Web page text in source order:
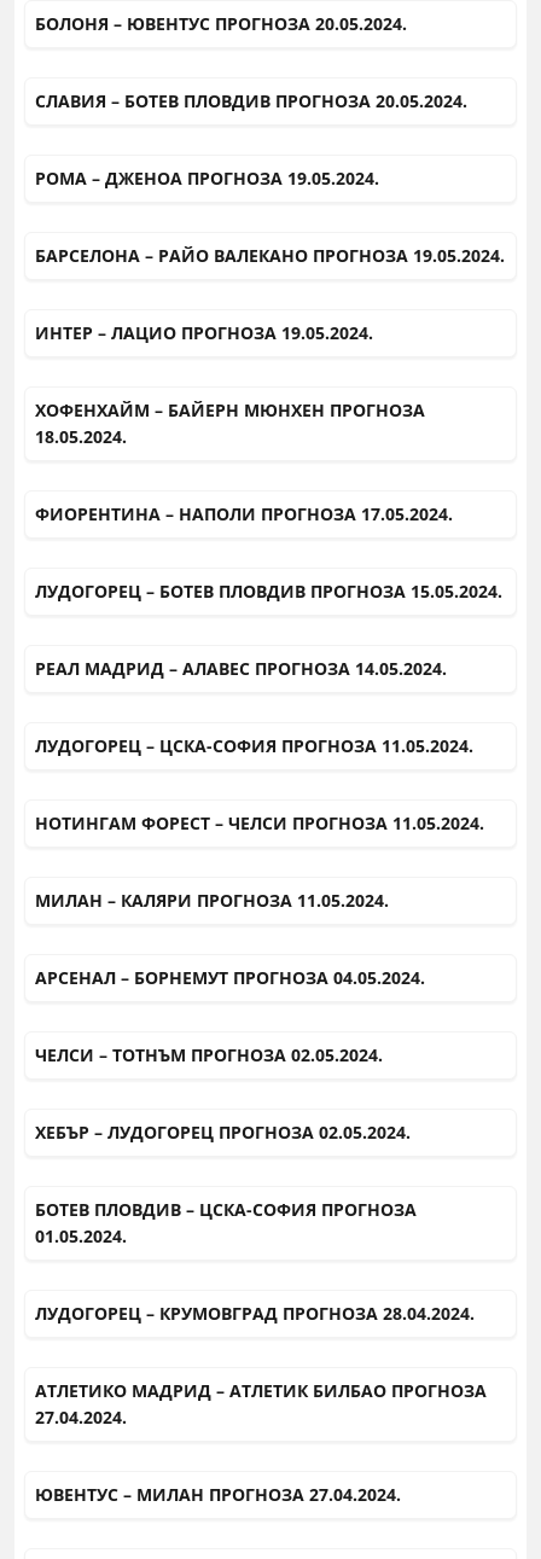
БОЛОНЯ – ЮВЕНТУС ПРОГНОЗА 20.05.2024.
СЛАВИЯ – БОТЕВ ПЛОВДИВ ПРОГНОЗА 20.05.2024.
РОМА – ДЖЕНОА ПРОГНОЗА 19.05.2024.
БАРСЕЛОНА – РАЙО ВАЛЕКАНО ПРОГНОЗА 19.05.2024.
ИНТЕР – ЛАЦИО ПРОГНОЗА 19.05.2024.
ХОФЕНХАЙМ – БАЙЕРН МЮНХЕН ПРОГНОЗА
18.05.2024.
ФИОРЕНТИНА – НАПОЛИ ПРОГНОЗА 17.05.2024.
ЛУДОГОРЕЦ – БОТЕВ ПЛОВДИВ ПРОГНОЗА 15.05.2024.
РЕАЛ МАДРИД – АЛАВЕС ПРОГНОЗА 14.05.2024.
ЛУДОГОРЕЦ – ЦСКА-СОФИЯ ПРОГНОЗА 11.05.2024.
НОТИНГАМ ФОРЕСТ – ЧЕЛСИ ПРОГНОЗА 11.05.2024.
МИЛАН – КАЛЯРИ ПРОГНОЗА 11.05.2024.
АРСЕНАЛ – БОРНЕМУТ ПРОГНОЗА 04.05.2024.
ЧЕЛСИ – ТОТНЪМ ПРОГНОЗА 02.05.2024.
ХЕБЪР – ЛУДОГОРЕЦ ПРОГНОЗА 02.05.2024.
БОТЕВ ПЛОВДИВ – ЦСКА-СОФИЯ ПРОГНОЗА
01.05.2024.
ЛУДОГОРЕЦ – КРУМОВГРАД ПРОГНОЗА 28.04.2024.
АТЛЕТИКО МАДРИД – АТЛЕТИК БИЛБАО ПРОГНОЗА
27.04.2024.
ЮВЕНТУС – МИЛАН ПРОГНОЗА 27.04.2024.